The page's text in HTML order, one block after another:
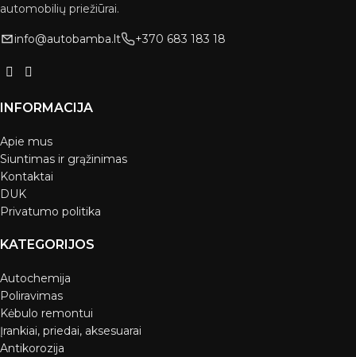
automobilių priežiūrai.
info@autobamba.lt +370 683 183 18
INFORMACIJA
Apie mus
Siuntimas ir grąžinimas
Kontaktai
DUK
Privatumo politika
KATEGORIJOS
Autochemija
Poliravimas
Kėbulo remontui
Įrankiai, priedai, aksesuarai
Antikorozija